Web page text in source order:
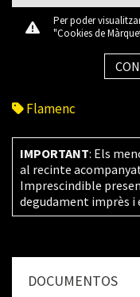
Per poder
"Cookies de
Flamenc
IMPORTANT: Els
al recinte
Imprescindible
degudament imprès i
DOCUMENTOS